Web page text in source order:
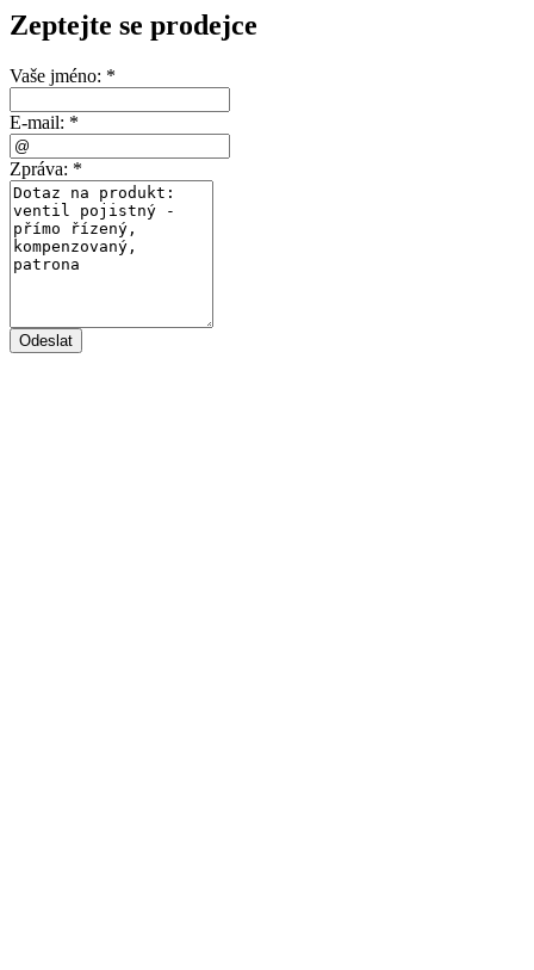
Zeptejte se prodejce
Vaše jméno: *
E-mail: *
Zpráva: *